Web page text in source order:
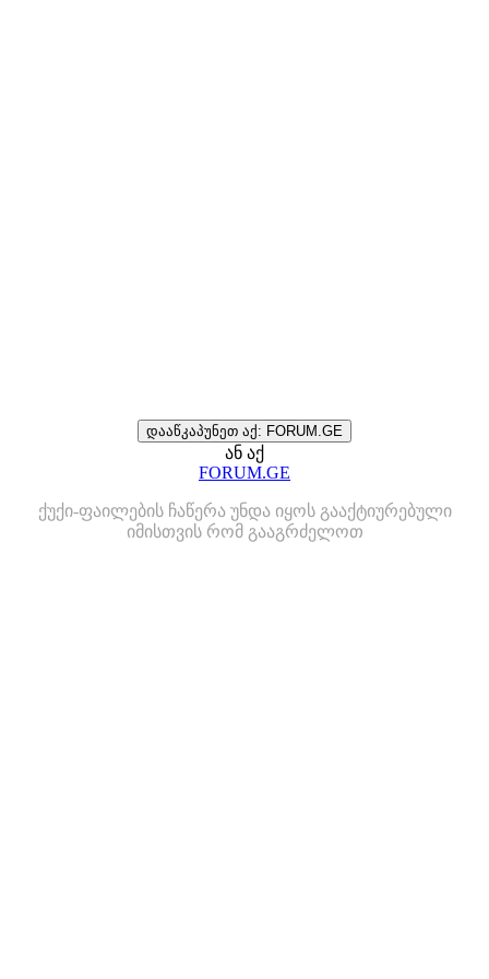
დააწკაპუნეთ აქ: FORUM.GE
ან აქ
FORUM.GE
ქუქი-ფაილების ჩაწერა უნდა იყოს გააქტიურებული
იმისთვის რომ გააგრძელოთ